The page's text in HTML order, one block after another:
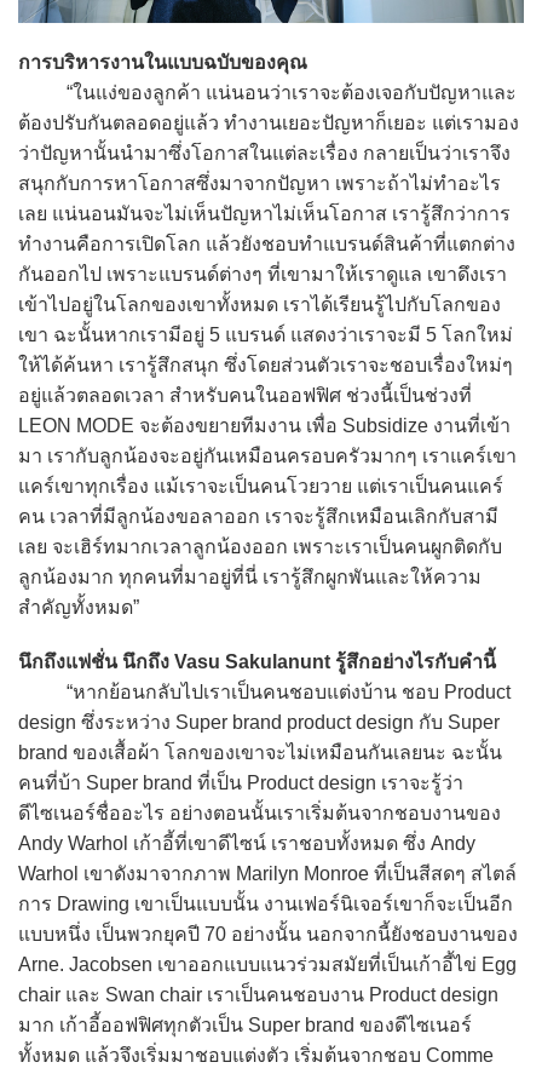
การบริหารงานในแบบฉบับของคุณ
“ในแง่ของลูกค้า แน่นอนว่าเราจะต้องเจอกับปัญหาและ
ต้องปรับกันตลอดอยู่แล้ว ทำงานเยอะปัญหาก็เยอะ แต่เรามอง
ว่าปัญหานั้นนำมาซึ่งโอกาสในแต่ละเรื่อง กลายเป็นว่าเราจึง
สนุกกับการหาโอกาสซึ่งมาจากปัญหา เพราะถ้าไม่ทำอะไร
เลย แน่นอนมันจะไม่เห็นปัญหาไม่เห็นโอกาส เรารู้สึกว่าการ
ทำงานคือการเปิดโลก แล้วยังชอบทำแบรนด์สินค้าที่แตกต่าง
กันออกไป เพราะแบรนด์ต่างๆ ที่เขามาให้เราดูแล เขาดึงเรา
เข้าไปอยู่ในโลกของเขาทั้งหมด เราได้เรียนรู้ไปกับโลกของ
เขา ฉะนั้นหากเรามีอยู่ 5 แบรนด์ แสดงว่าเราจะมี 5 โลกใหม่
ให้ได้ค้นหา เรารู้สึกสนุก ซึ่งโดยส่วนตัวเราจะชอบเรื่องใหม่ๆ
อยู่แล้วตลอดเวลา สำหรับคนในออฟฟิศ ช่วงนี้เป็นช่วงที่
LEON MODE จะต้องขยายทีมงาน เพื่อ Subsidize งานที่เข้า
มา เรากับลูกน้องจะอยู่กันเหมือนครอบครัวมากๆ เราแคร์เขา
แคร์เขาทุกเรื่อง แม้เราจะเป็นคนโวยวาย แต่เราเป็นคนแคร์
คน เวลาที่มีลูกน้องขอลาออก เราจะรู้สึกเหมือนเลิกกับสามี
เลย จะเฮิร์ทมากเวลาลูกน้องออก เพราะเราเป็นคนผูกติดกับ
ลูกน้องมาก ทุกคนที่มาอยู่ที่นี่ เรารู้สึกผูกพันและให้ความ
สำคัญทั้งหมด”
นึกถึงแฟชั่น นึกถึง Vasu Sakulanunt รู้สึกอย่างไรกับคำนี้
“หากย้อนกลับไปเราเป็นคนชอบแต่งบ้าน ชอบ Product
design ซึ่งระหว่าง Super brand product design กับ Super
brand ของเสื้อผ้า โลกของเขาจะไม่เหมือนกันเลยนะ ฉะนั้น
คนที่บ้า Super brand ที่เป็น Product design เราจะรู้ว่า
ดีไซเนอร์ชื่ออะไร อย่างตอนนั้นเราเริ่มต้นจากชอบงานของ
Andy Warhol เก้าอี้ที่เขาดีไซน์ เราชอบทั้งหมด ซึ่ง Andy
Warhol เขาดังมาจากภาพ Marilyn Monroe ที่เป็นสีสดๆ สไตล์
การ Drawing เขาเป็นแบบนั้น งานเฟอร์นิเจอร์เขาก็จะเป็นอีก
แบบหนึ่ง เป็นพวกยุคปี 70 อย่างนั้น นอกจากนี้ยังชอบงานของ
Arne. Jacobsen เขาออกแบบแนวร่วมสมัยที่เป็นเก้าอี้ไข่ Egg
chair และ Swan chair เราเป็นคนชอบงาน Product design
มาก เก้าอี้ออฟฟิศทุกตัวเป็น Super brand ของดีไซเนอร์
ทั้งหมด แล้วจึงเริ่มมาชอบแต่งตัว เริ่มต้นจากชอบ Comme